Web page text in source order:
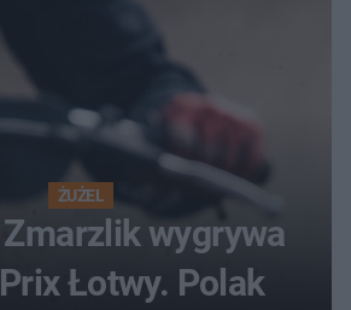
ŻUŻEL
wygrywa
Łotwy. Polak